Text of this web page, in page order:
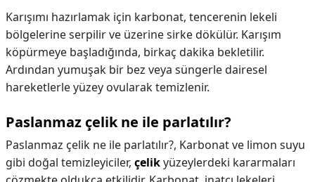
Karışımı hazırlamak için karbonat, tencerenin lekeli
bölgelerine serpilir ve üzerine sirke dökülür. Karışım
köpürmeye başladığında, birkaç dakika bekletilir.
Ardından yumuşak bir bez veya süngerle dairesel
hareketlerle yüzey ovularak temizlenir.
Paslanmaz çelik ne ile parlatılır?
Paslanmaz çelik ne ile parlatılır?, Karbonat ve limon suyu
gibi doğal temizleyiciler, çelikyüzeylerdeki kararmaları